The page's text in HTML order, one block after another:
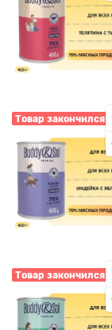
Товар закончился
Товар закончился